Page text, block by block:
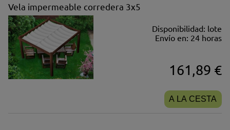
Vela impermeable corredera 3x5
Disponibilidad: lote
Envío en: 24 horas
161,89 €
A LA CESTA